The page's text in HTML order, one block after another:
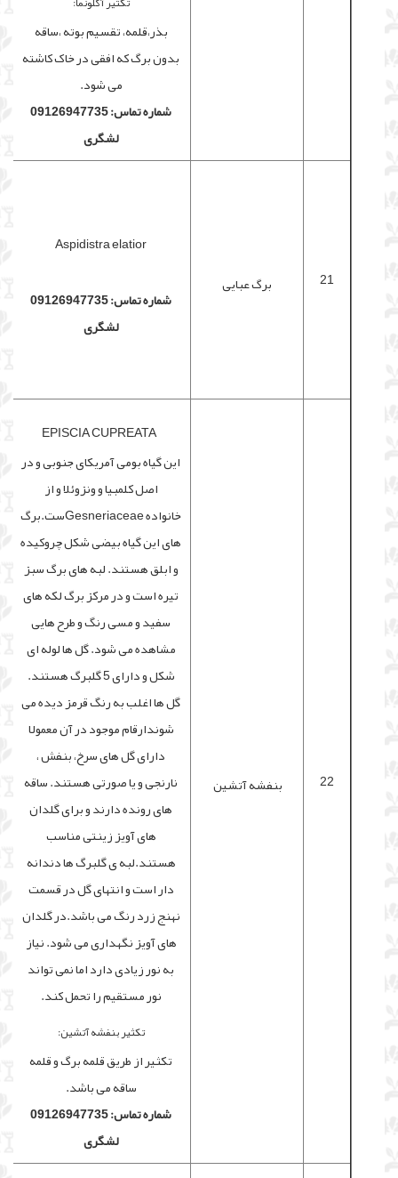
بذر،قلمه، تقسیم بوته ،ساقه
بدون برگ که افقی در خاک کاشته
می شود.
شماره تماس: 09126947735
لشگری
21 برگ عبایی
Aspidistra elatior
شماره تماس: 09126947735
لشگری
22 بنفشه آتشین
EPISCIA CUPREATA
این گیاه بومی آمریکای جنوبی و در
اصل کلمبیا و ونزوئلا و از
خانواده Gesneriaceaeست.برگ
های این گیاه بیضی شکل چروکیده
و ابلق هستند. لبه های برگ سبز
تیره است و در مرکز برگ لکه های
سفید و مسی رنگ و طرح هایی
مشاهده می شود. گل ها لوله ای
شکل و دارای 5 گلبرگ هستند.
گل ها اغلب به رنگ قرمز دیده می
شوندارقام موجود در آن معمولا
دارای گل های سرخ، بنفش ،
نارنجی و یا صورتی هستند. ساقه
های رونده دارند و برای گلدان
های آویز زینتی مناسب
هستند.لبه ی گلبرگ ها دندانه
دار است و انتهای گل در قسمت
نهنج زرد رنگ می باشد.در گلدان
های آویز نگهداری می شود. نیاز
به نور زیادی دارد اما نمی تواند
نور مستقیم را تحمل کند.
تکثیر بنفشه آتشین:
تکثیر از طریق قلمه برگ و قلمه
ساقه می باشد.
شماره تماس: 09126947735
لشگری